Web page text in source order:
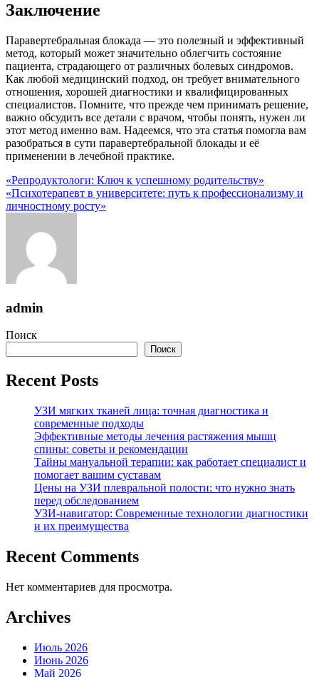
Заключение
Паравертебральная блокада — это полезный и эффективный
метод, который может значительно облегчить состояние
пациента, страдающего от различных болевых синдромов.
Как любой медицинский подход, он требует внимательного
отношения, хорошей диагностики и квалифицированных
специалистов. Помните, что прежде чем принимать решение,
важно обсудить все детали с врачом, чтобы понять, нужен ли
этот метод именно вам. Надеемся, что эта статья помогла вам
разобраться в сути паравертебральной блокады и её
применении в лечебной практике.
«Репродуктологи: Ключ к успешному родительству»
«Психотерапевт в университете: путь к профессионализму и
личностному росту»
admin
Поиск
Поиск
Recent Posts
УЗИ мягких тканей лица: точная диагностика и
современные подходы
Эффективные методы лечения растяжения мышц
спины: советы и рекомендации
Тайны мануальной терапии: как работает специалист и
помогает вашим суставам
Цены на УЗИ плевральной полости: что нужно знать
перед обследованием
УЗИ-навигатор: Современные технологии диагностики
и их преимущества
Recent Comments
Нет комментариев для просмотра.
Archives
Июль 2026
Июнь 2026
Май 2026